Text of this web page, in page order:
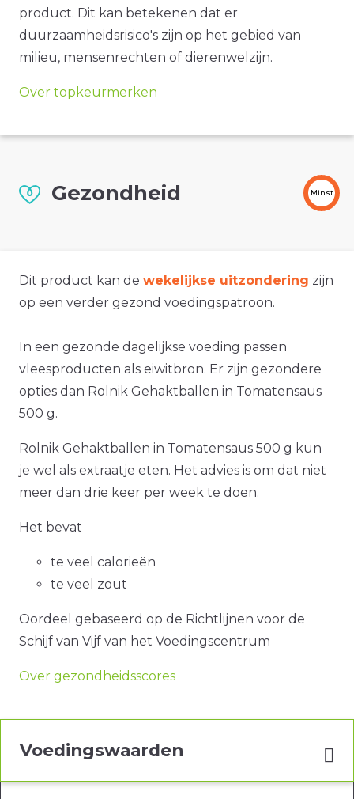
product. Dit kan betekenen dat er
duurzaamheidsrisico's zijn op het gebied van
milieu, mensenrechten of dierenwelzijn.
Over topkeurmerken
Gezondheid Minst
Dit product kan de wekelijkse uitzondering zijn
op een verder gezond voedingspatroon.
In een gezonde dagelijkse voeding passen
vleesproducten als eiwitbron. Er zijn gezondere
opties dan Rolnik Gehaktballen in Tomatensaus
500 g.
Rolnik Gehaktballen in Tomatensaus 500 g kun
je wel als extraatje eten. Het advies is om dat niet
meer dan drie keer per week te doen.
Het bevat
te veel calorieën
te veel zout
Oordeel gebaseerd op de Richtlijnen voor de
Schijf van Vijf van het Voedingscentrum
Over gezondheidsscores
Voedingswaarden